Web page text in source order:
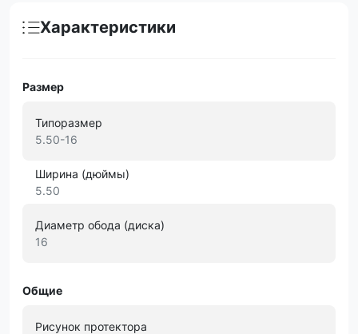
Характеристики
Размер
Типоразмер
5.50-16
Ширина (дюймы)
5.50
Диаметр обода (диска)
16
Общие
Рисунок протектора